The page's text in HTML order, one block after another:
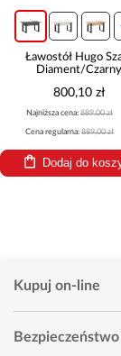
Ławostół Hugo
Diament/Czarny
800,10 zł
Najniższa cena: 889,00 zł
Cena regularna: 889,00 zł
Dodaj do
Kupuj on-line
Bezpieczeństwo